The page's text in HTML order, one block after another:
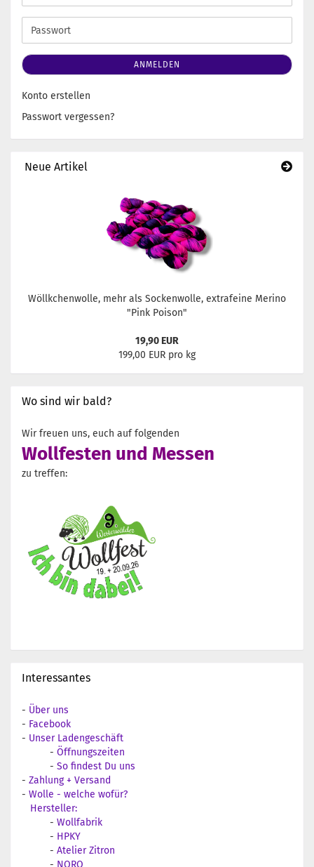
Mail-
Adresse
Passwort
ANMELDEN
Konto erstellen
Passwort vergessen?
Neue Artikel
Wöllkchenwolle, mehr als Sockenwolle, extrafeine Merino
"Pink Poison"
19,90 EUR
199,00 EUR pro kg
Wo sind wir bald?
Wir freuen uns, euch auf folgenden
Wollfesten und Messen
zu treffen:
Interessantes
- Über uns
- Facebook
- Unser Ladengeschäft
- Öffnungszeiten
- So findest Du uns
- Zahlung + Versand
- Wolle - welche wofür?
Hersteller:
- Wollfabrik
- HPKY
- Atelier Zitron
- NORO